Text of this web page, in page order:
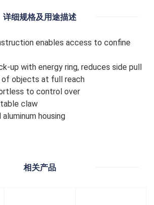
详细规格及用途描述
enables access to confine
up with energy ring, reduces side pull
of objects at full reach
to control over
claw
housing
相关产品